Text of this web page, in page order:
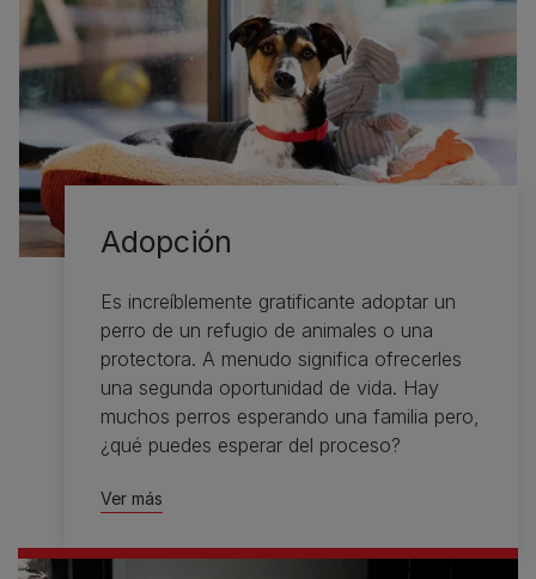
Adopción
Es increíblemente gratificante adoptar un
perro de un refugio de animales o una
protectora. A menudo significa ofrecerles
una segunda oportunidad de vida. Hay
muchos perros esperando una familia pero,
¿qué puedes esperar del proceso?
Ver más